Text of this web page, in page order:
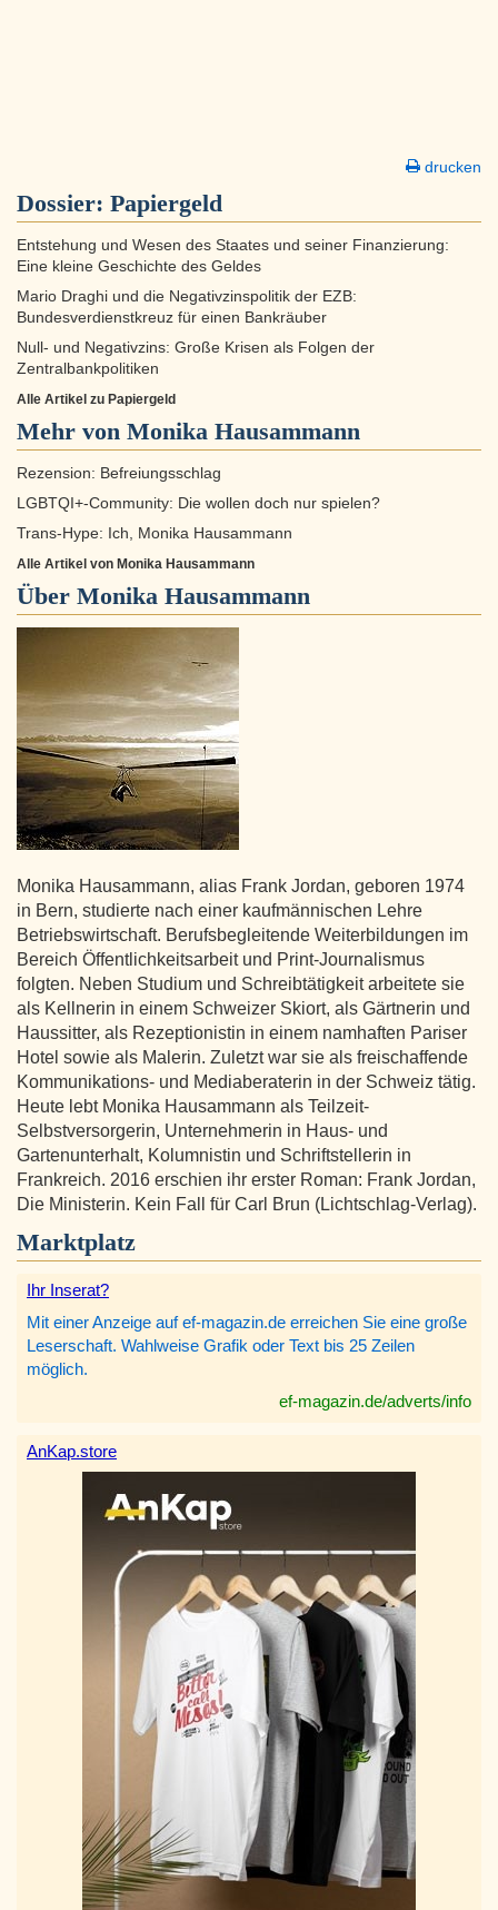
drucken
Dossier: Papiergeld
Entstehung und Wesen des Staates und seiner Finanzierung:
Eine kleine Geschichte des Geldes
Mario Draghi und die Negativzinspolitik der EZB:
Bundesverdienstkreuz für einen Bankräuber
Null- und Negativzins: Große Krisen als Folgen der
Zentralbankpolitiken
Alle Artikel zu Papiergeld
Mehr von Monika Hausammann
Rezension: Befreiungsschlag
LGBTQI+-Community: Die wollen doch nur spielen?
Trans-Hype: Ich, Monika Hausammann
Alle Artikel von Monika Hausammann
Über Monika Hausammann
Monika Hausammann, alias Frank Jordan, geboren 1974
in Bern, studierte nach einer kaufmännischen Lehre
Betriebswirtschaft. Berufsbegleitende Weiterbildungen im
Bereich Öffentlichkeitsarbeit und Print-Journalismus
folgten. Neben Studium und Schreibtätigkeit arbeitete sie
als Kellnerin in einem Schweizer Skiort, als Gärtnerin und
Haussitter, als Rezeptionistin in einem namhaften Pariser
Hotel sowie als Malerin. Zuletzt war sie als freischaffende
Kommunikations- und Mediaberaterin in der Schweiz tätig.
Heute lebt Monika Hausammann als Teilzeit-
Selbstversorgerin, Unternehmerin in Haus- und
Gartenunterhalt, Kolumnistin und Schriftstellerin in
Frankreich. 2016 erschien ihr erster Roman: Frank Jordan,
Die Ministerin. Kein Fall für Carl Brun (Lichtschlag-Verlag).
Marktplatz
Ihr Inserat?
Mit einer Anzeige auf ef-magazin.de erreichen Sie eine große
Leserschaft. Wahlweise Grafik oder Text bis 25 Zeilen
möglich.
ef-magazin.de/adverts/info
AnKap.store